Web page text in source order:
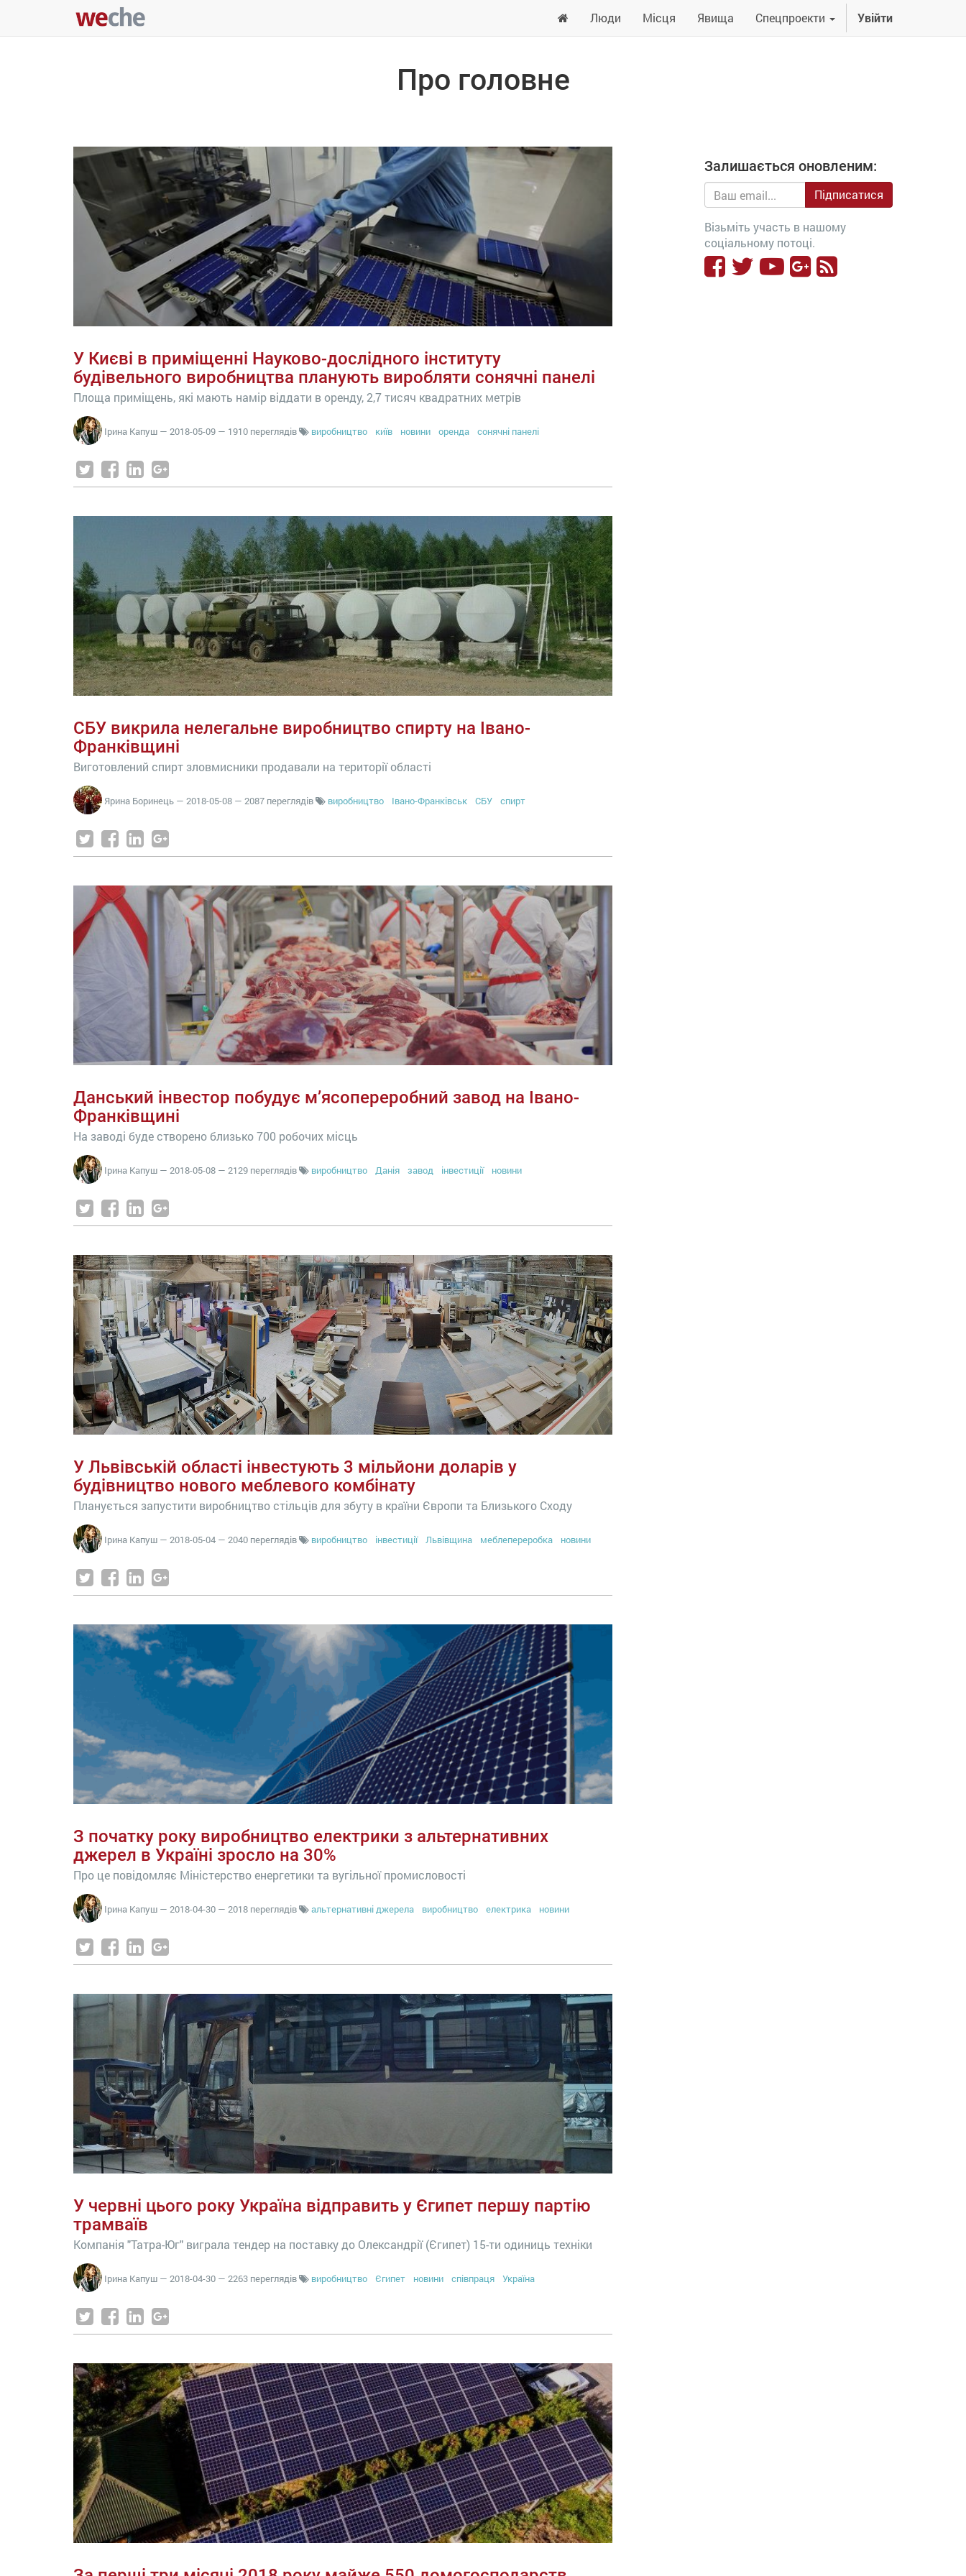
Люди Місця Явища Спецпроекти Увійти
Про головне
У Києві в приміщенні Науково-дослідного інституту
будівельного виробництва планують виробляти сонячні панелі
Площа приміщень, які мають намір віддати в оренду, 2,7 тисяч квадратних метрів
Ірина Капуш — 2018-05-09 — 1910 переглядів виробництво київ новини оренда сонячні панелі
СБУ викрила нелегальне виробництво спирту на Івано-
Франківщині
Виготовлений спирт зловмисники продавали на території області
Ярина Боринець — 2018-05-08 — 2087 переглядів виробництво Івано-Франківськ СБУ спирт
Данський інвестор побудує м’ясопереробний завод на Івано-
Франківщині
На заводі буде створено близько 700 робочих місць
Ірина Капуш — 2018-05-08 — 2129 переглядів виробництво Данія завод інвестиції новини
У Львівській області інвестують 3 мільйони доларів у
будівництво нового меблевого комбінату
Планується запустити виробництво стільців для збуту в країни Європи та Близького Сходу
Ірина Капуш — 2018-05-04 — 2040 переглядів виробництво інвестиції Львівщина меблепереробка новини
З початку року виробництво електрики з альтернативних
джерел в Україні зросло на 30%
Про це повідомляє Міністерство енергетики та вугільної промисловості
Ірина Капуш — 2018-04-30 — 2018 переглядів альтернативні джерела виробництво електрика новини
У червні цього року Україна відправить у Єгипет першу партію
трамваїв
Компанія "Татра-Юг" виграла тендер на поставку до Олександрії (Єгипет) 15-ти одиниць техніки
Ірина Капуш — 2018-04-30 — 2263 переглядів виробництво Єгипет новини співпраця Україна
Залишається оновленим:
Підписатися
Візьміть участь в нашому
соціальному потоці.